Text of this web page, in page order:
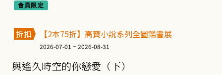
會員限定
折扣 【2本75折】高寶小說系列全圖鑑書展
2026-07-01 ~ 2026-08-31
與遙久時空的你戀愛（下）